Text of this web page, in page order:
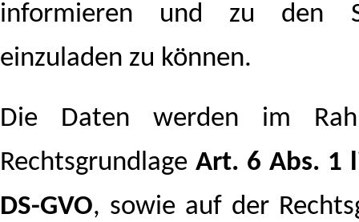
informieren und zu den
einzuladen zu können.
Die Daten werden im
Rechtsgrundlage Art. 6 Abs. 1
DS-GVO, sowie auf der